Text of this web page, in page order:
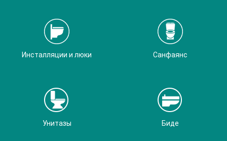
Инсталляции и люки Санфаянс
Унитазы Биде